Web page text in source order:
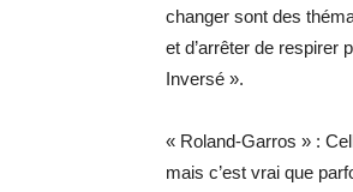
changer sont des
et d’arrêter de respirer
Inversé ».
« Roland-Garros » :
mais c’est vrai que